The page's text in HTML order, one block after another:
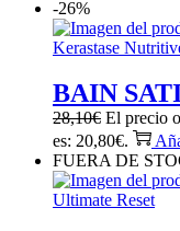
-26%
Kerastase
BAIN
28,10€ El precio
es: 20,80€.
FUERA DE
Ultimate Reset